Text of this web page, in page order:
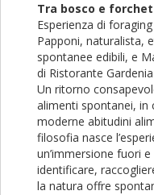
Tra bosco e
Esperienza di
Papponi, naturalista,
spontanee edibili, e
di Ristorante
Un ritorno
alimenti spontanei, in
moderne abitudini
filosofia nasce
un’immersione fuori
identificare,
la natura offre